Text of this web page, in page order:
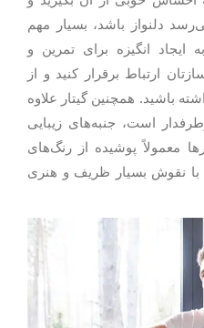
دلنواز باشد، بسیار مهم
انگیزه برای تمرین و
ارتباط برقرار کنید و از
باشید. همچنین گیتار علاوه
است، جنبه‌های زیبایی
معمولاً پوشیده از رنگ‌های
با نقوش بسیار ظریف و هنری